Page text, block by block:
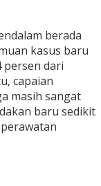
berada
kasus baru
persen dari
capaian
masih sangat
baru sedikit